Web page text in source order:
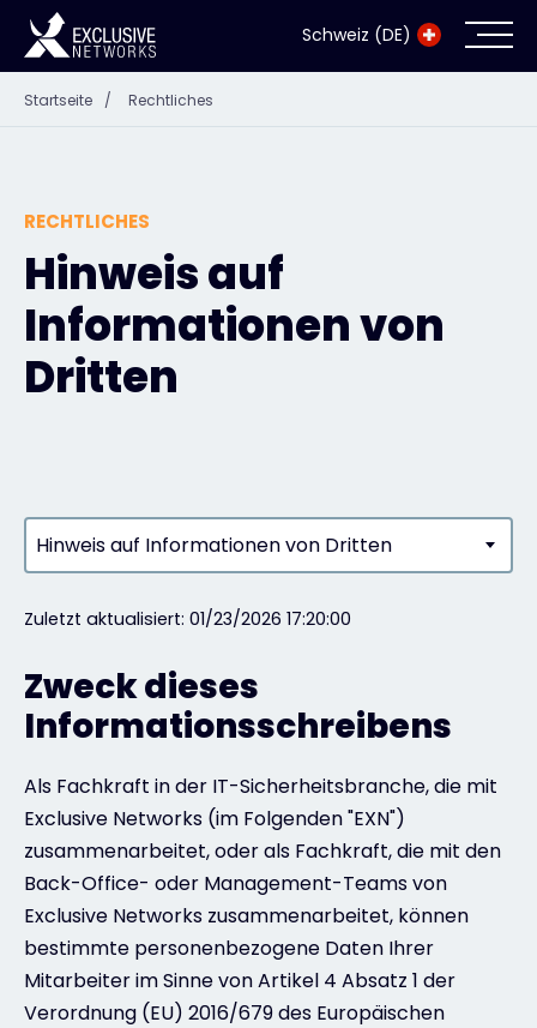
Schweiz (DE)
Ressourcen
Unternehmen
Exclusive Access - Erfahren Sie mehr
#weareexclusive
Startseite / Rechtliches
RECHTLICHES
Hinweis auf
Informationen von
Dritten
Hinweis auf Informationen von Dritten
Zuletzt aktualisiert: 01/23/2026 17:20:00
Zweck dieses
Informationsschreibens
Als Fachkraft in der IT-Sicherheitsbranche, die mit
Exclusive Networks (im Folgenden "EXN")
zusammenarbeitet, oder als Fachkraft, die mit den
Back-Office- oder Management-Teams von
Exclusive Networks zusammenarbeitet, können
bestimmte personenbezogene Daten Ihrer
Mitarbeiter im Sinne von Artikel 4 Absatz 1 der
Verordnung (EU) 2016/679 des Europäischen